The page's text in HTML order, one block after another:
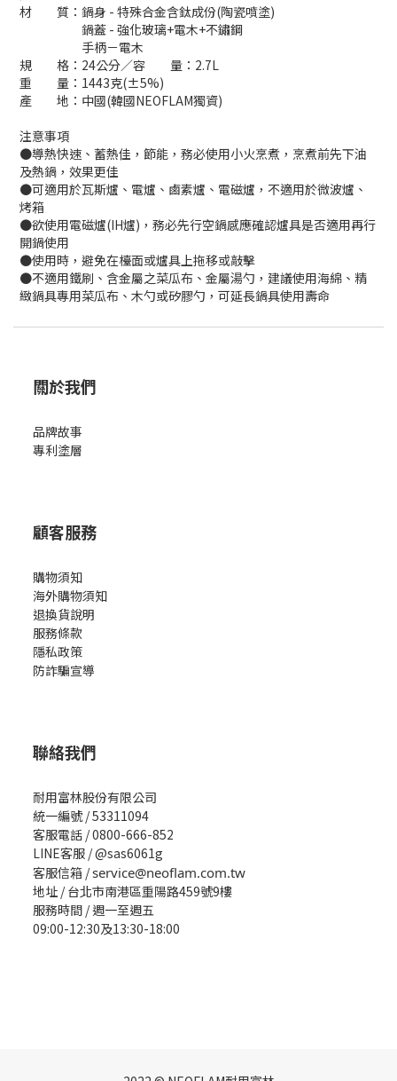
材 質：鍋身 - 特殊合金含鈦成份(陶瓷噴塗)
鍋蓋 - 強化玻璃+電木+不鏽鋼
手柄－電木
規 格：24公分／容 量：2.7L
重 量：1443克(±5%)
產 地：中國(韓國NEOFLAM獨資)
注意事項
●導熱快速、蓄熱佳，節能，務必使用小火烹煮，烹煮前先下油
及熱鍋，效果更佳
●可適用於瓦斯爐、電爐、鹵素爐、電磁爐，不適用於微波爐、
烤箱
●欲使用電磁爐(IH爐)，務必先行空鍋感應確認爐具是否適用再行
開鍋使用
●使用時，避免在檯面或爐具上拖移或敲擊
●不適用鐵刷、含金屬之菜瓜布、金屬湯勺，建議使用海綿、精
緻鍋具專用菜瓜布、木勺或矽膠勺，可延長鍋具使用壽命
關於我們
品牌故事
專利塗層
顧客服務
購物須知
海外購物須知
退換貨說明
服務條款
隱私政策
防詐騙宣導
聯絡我們
耐用富林股份有限公司
統一編號 / 53311094
客服電話 / 0800-666-852
LINE客服 / @sas6061g
客服信箱 /service@neoflam.com.tw
地址 / 台北市南港區重陽路459號9樓
服務時間 / 週一至週五
09:00-12:30及13:30-18:00